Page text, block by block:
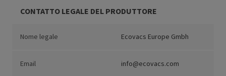
CONTATTO LEGALE DEL PRODUTTORE
Nome legale Ecovacs Europe Gmbh
Email info@ecovacs.com